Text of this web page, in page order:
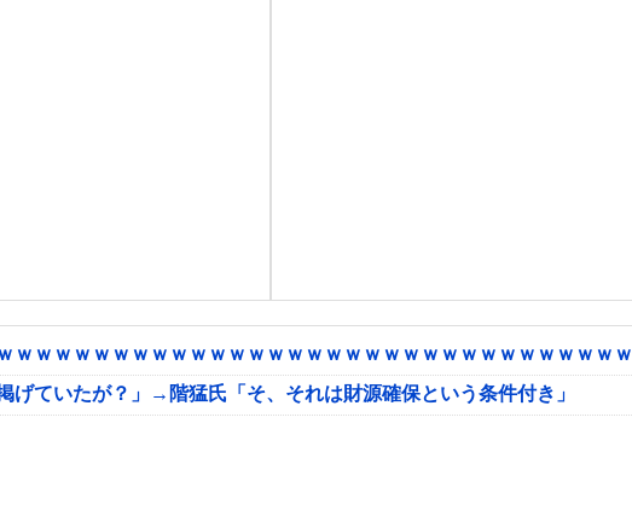
ｗｗｗｗｗｗｗｗｗｗｗｗｗｗｗｗｗｗｗｗｗｗｗｗｗｗｗｗｗｗ
ていたが？」→階猛氏「そ、それは財源確保という条件付き」